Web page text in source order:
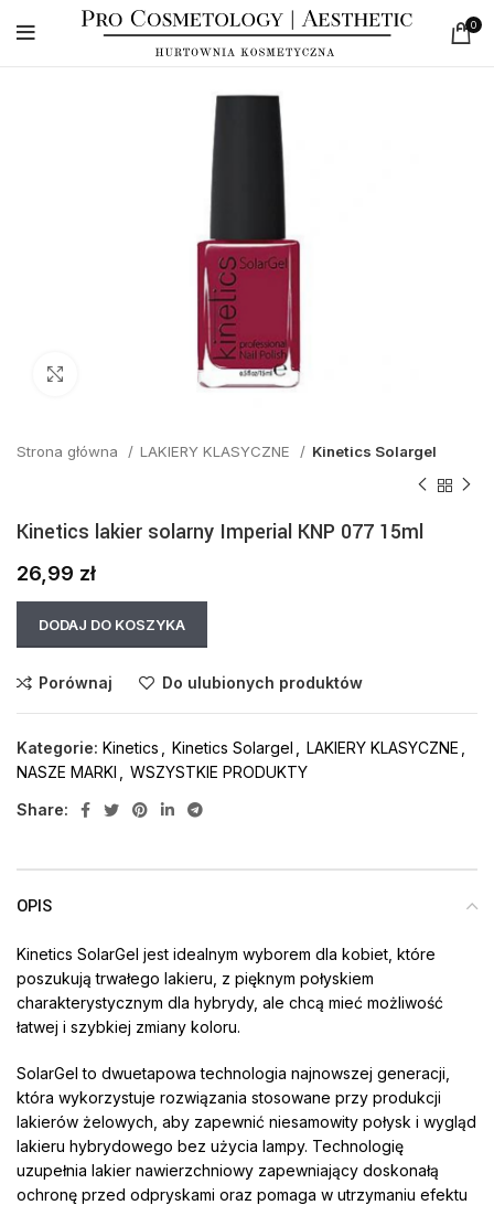
0
Strona główna LAKIERY KLASYCZNE Kinetics Solargel
Kinetics lakier solarny Imperial KNP 077 15ml
26,99 zł
DODAJ DO KOSZYKA
Porównaj Do ulubionych produktów
Kategorie: Kinetics Kinetics Solargel LAKIERY KLASYCZNE
NASZE MARKI
WSZYSTKIE PRODUKTY
Share:
OPIS
Kinetics SolarGel jest idealnym wyborem dla kobiet, które
poszukują trwałego lakieru, z pięknym połyskiem
charakterystycznym dla hybrydy, ale chcą mieć możliwość
łatwej i szybkiej zmiany koloru.
SolarGel to dwuetapowa technologia najnowszej generacji,
która wykorzystuje rozwiązania stosowane przy produkcji
lakierów żelowych, aby zapewnić niesamowity połysk i wygląd
lakieru hybrydowego bez użycia lampy. Technologię
uzupełnia lakier nawierzchniowy zapewniający doskonałą
ochronę przed odpryskami oraz pomaga w utrzymaniu efektu